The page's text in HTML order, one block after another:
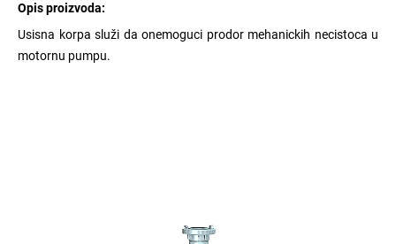
Opis proizvoda:
Usisna korpa služi da onemoguci prodor mehanickih necistoca u
motornu pumpu.